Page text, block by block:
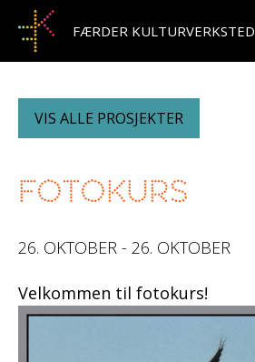
FÆRDER KULTURVERKSTED
VIS ALLE PROSJEKTER
Fotokurs
26. OKTOBER - 26. OKTOBER
Velkommen til fotokurs!